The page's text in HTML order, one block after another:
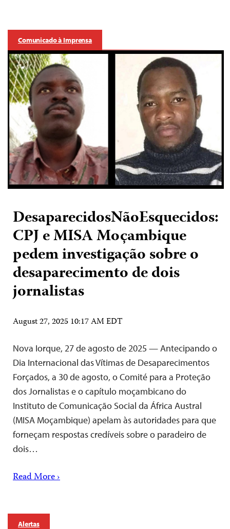
Comunicado à Imprensa
DesaparecidosNãoEsquecidos:
CPJ e MISA Moçambique
pedem investigação sobre o
desaparecimento de dois
jornalistas
August 27, 2025 10:17 AM EDT
Nova Iorque, 27 de agosto de 2025 — Antecipando o
Dia Internacional das Vítimas de Desaparecimentos
Forçados, a 30 de agosto, o Comité para a Proteção
dos Jornalistas e o capítulo moçambicano do
Instituto de Comunicação Social da África Austral
(MISA Moçambique) apelam às autoridades para que
forneçam respostas credíveis sobre o paradeiro de
dois…
Read More ›
Alertas